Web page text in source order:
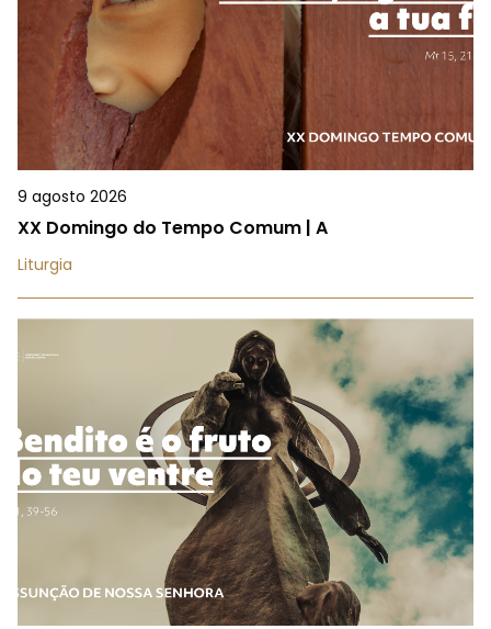
9 agosto 2026
XX Domingo do Tempo Comum | A
Liturgia